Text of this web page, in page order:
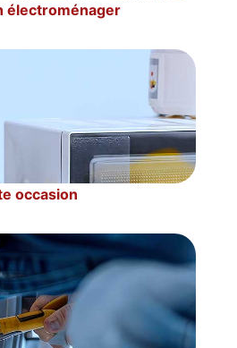
électroménager
occasion